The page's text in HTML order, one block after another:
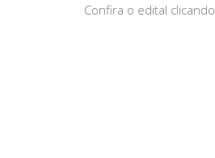
Confira o edital clicando